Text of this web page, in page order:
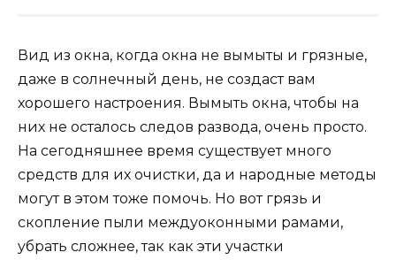
Вид из окна, когда окна не вымыты и грязные,
даже в солнечный день, не создаст вам
хорошего настроения. Вымыть окна, чтобы на
них не осталось следов развода, очень просто.
На сегодняшнее время существует много
средств для их очистки, да и народные методы
могут в этом тоже помочь. Но вот грязь и
скопление пыли междуоконными рамами,
убрать сложнее, так как эти участки